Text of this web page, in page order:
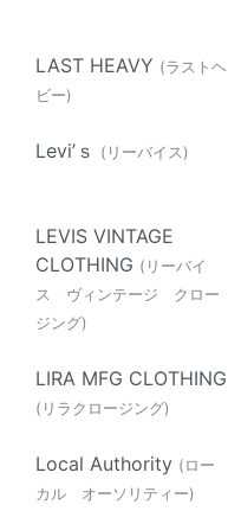
LAST HEAVY (ラストヘ
ビー)
Levi’ｓ (リーバイス)
LEVIS VINTAGE
CLOTHING (リーバイ
ス ヴィンテージ クロー
ジング)
LIRA MFG CLOTHING
(リラクロージング)
Local Authority (ロー
カル オーソリティー)